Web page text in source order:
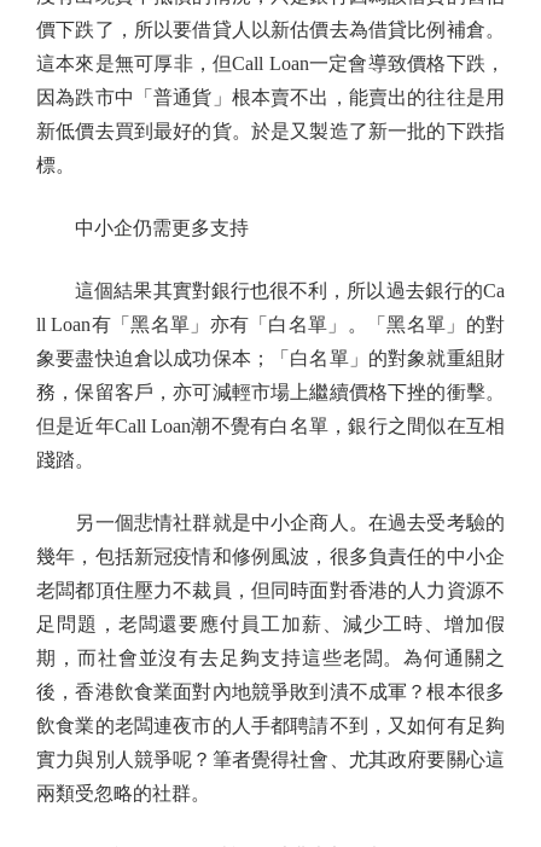
價下跌了，所以要借貸人以新估價去為借貸比例補倉。
這本來是無可厚非，但Call Loan一定會導致價格下跌，
因為跌市中「普通貨」根本賣不出，能賣出的往往是用
新低價去買到最好的貨。於是又製造了新一批的下跌指
標。
中小企仍需更多支持
這個結果其實對銀行也很不利，所以過去銀行的Ca
ll Loan有「黑名單」亦有「白名單」。「黑名單」的對
象要盡快迫倉以成功保本；「白名單」的對象就重組財
務，保留客戶，亦可減輕市場上繼續價格下挫的衝擊。
但是近年Call Loan潮不覺有白名單，銀行之間似在互相
踐踏。
另一個悲情社群就是中小企商人。在過去受考驗的
幾年，包括新冠疫情和修例風波，很多負責任的中小企
老闆都頂住壓力不裁員，但同時面對香港的人力資源不
足問題，老闆還要應付員工加薪、減少工時、增加假
期，而社會並沒有去足夠支持這些老闆。為何通關之
後，香港飲食業面對內地競爭敗到潰不成軍？根本很多
飲食業的老闆連夜市的人手都聘請不到，又如何有足夠
實力與別人競爭呢？筆者覺得社會、尤其政府要關心這
兩類受忽略的社群。